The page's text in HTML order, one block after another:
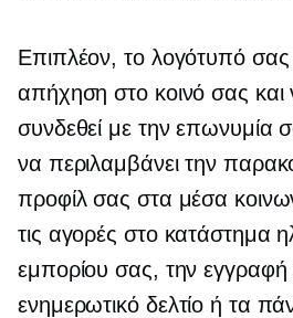
Επιπλέον, το λογότυπό σας
απήχηση στο κοινό σας και
συνδεθεί με την επωνυμία
να περιλαμβάνει την
προφίλ σας στα μέσα
τις αγορές στο κατάστημα
εμπορίου σας, την εγγραφή
ενημερωτικό δελτίο ή τα